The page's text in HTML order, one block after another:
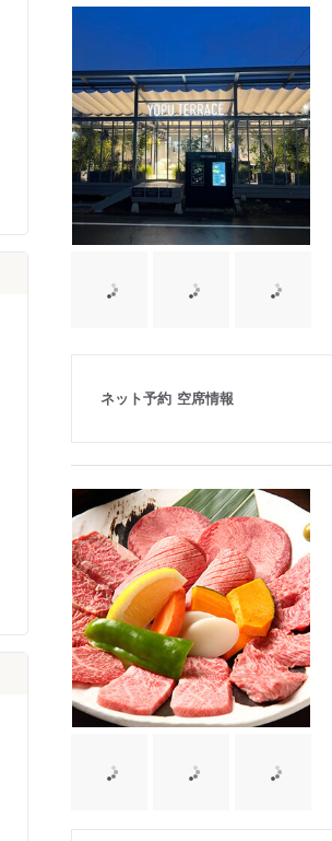
ネット予約 空席情報